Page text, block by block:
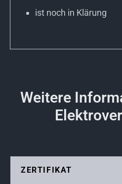
ist noch in Klärung
Weitere
ZERTIFIKAT